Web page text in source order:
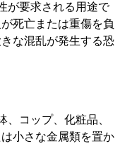
が要求される用途で
死亡または重傷を負
な混乱が発生する恐
コップ、化粧品、
小さな金属類を置か